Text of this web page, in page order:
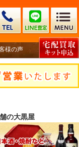
様の声
の大黒屋